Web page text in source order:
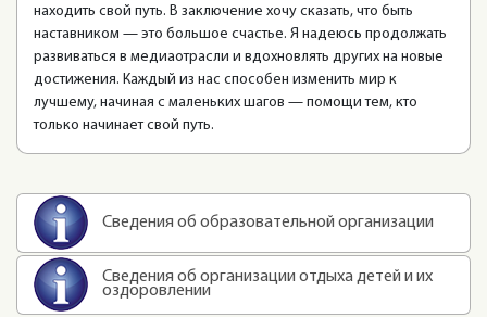
находить свой путь. В заключение хочу сказать, что быть
наставником — это большое счастье. Я надеюсь продолжать
развиваться в медиаотрасли и вдохновлять других на новые
достижения. Каждый из нас способен изменить мир к
лучшему, начиная с маленьких шагов — помощи тем, кто
только начинает свой путь.
Сведения об образовательной организации
Сведения об организации отдыха детей и их
оздоровлении